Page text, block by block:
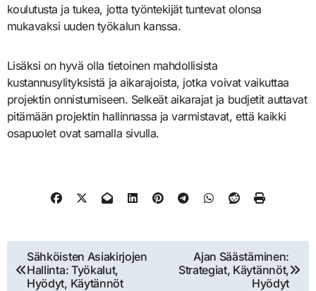
koulutusta ja tukea, jotta työntekijät tuntevat olonsa
mukavaksi uuden työkalun kanssa.
Lisäksi on hyvä olla tietoinen mahdollisista
kustannusylityksistä ja aikarajoista, jotka voivat vaikuttaa
projektin onnistumiseen. Selkeät aikarajat ja budjetit auttavat
pitämään projektin hallinnassa ja varmistavat, että kaikki
osapuolet ovat samalla sivulla.
Post
navigation
Sähköisten Asiakirjojen
Hallinta: Työkalut,
Hyödyt, Käytännöt
Ajan Säästäminen:
Strategiat, Käytännöt,
Hyödyt